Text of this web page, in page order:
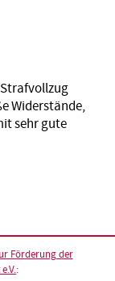
Widerstände,
sehr gute
Förderung der
: